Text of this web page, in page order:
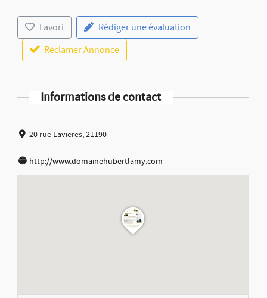
Favori
Rédiger une évaluation
Réclamer Annonce
Informations de contact
20 rue Lavieres, 21190
http://www.domainehubertlamy.com